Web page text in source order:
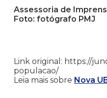
Assessoria de
Foto: fotógrafo PMJ
Link original: https://
populacao/
Leia mais sobre Nova